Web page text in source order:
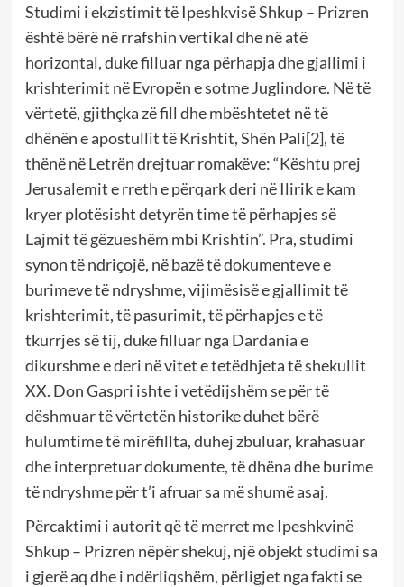
Studimi i ekzistimit të Ipeshkvisë Shkup – Prizren
është bërë në rrafshin vertikal dhe në atë
horizontal, duke filluar nga përhapja dhe gjallimi i
krishterimit në Evropën e sotme Juglindore. Në të
vërtetë, gjithçka zë fill dhe mbështetet në të
dhënën e apostullit të Krishtit, Shën Pali[2], të
thënë në Letrën drejtuar romakëve: “Kështu prej
Jerusalemit e rreth e përqark deri në Ilirik e kam
kryer plotësisht detyrën time të përhapjes së
Lajmit të gëzueshëm mbi Kris­htin”. Pra, studimi
synon të ndriçojë, në bazë të dokumenteve e
burimeve të ndryshme, vijimësisë e gjallimit të
krishterimit, të pasurimit, të përhapjes e të
tkurrjes së tij, duke filluar nga Dardania e
dikurshme e deri në vitet e tetëdhjeta të shekullit
XX. Don Gaspri ishte i vetëdijshëm se për të
dëshmuar të vërtetën historike duhet bërë
hulumtime të mirëfillta, duhej zbuluar, krahasuar
dhe interpretuar dokumente, të dhëna dhe burime
të ndryshme për t’i afruar sa më shumë asaj.
Përcaktimi i autorit që të merret me Ipeshkvinë
Shkup – Prizren nëpër shekuj, një objekt studimi sa
i gjerë aq dhe i ndërliqshëm, përligjet nga fakti se